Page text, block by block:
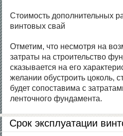
Стоимость дополнительных
винтовых свай
Отметим, что несмотря на
затраты на строительство
сказывается на его
желании обустроить цоколь,
будет сопоставима с
ленточного фундамента.
Срок эксплуатации